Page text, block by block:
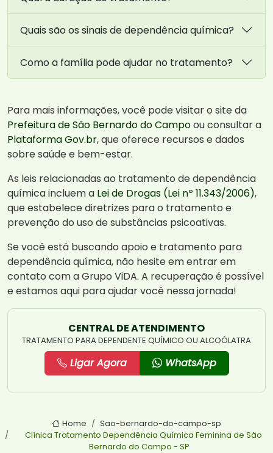
Quais são os sinais de dependência química?
Como a família pode ajudar no tratamento?
Para mais informações, você pode visitar o site da
Prefeitura de São Bernardo do Campoou consultar a
Plataforma Gov.br, que oferece recursos e dados
sobre saúde e bem-estar.
As leis relacionadas ao tratamento de dependência
química incluem a Lei de Drogas (Lei nº 11.343/2006),
que estabelece diretrizes para o tratamento e
prevenção do uso de substâncias psicoativas.
Se você está buscando apoio e tratamento para
dependência química, não hesite em entrar em
contato com a Grupo ViDA. A recuperação é possível
e estamos aqui para ajudar você nessa jornada!
CENTRAL DE ATENDIMENTO
TRATAMENTO PARA DEPENDENTE QUÍMICO OU ALCOÓLATRA
Ligar Agora WhatsApp
Home
Sao-bernardo-do-campo-sp
Clínica Tratamento Dependência Química Feminina de São
Bernardo do Campo - SP